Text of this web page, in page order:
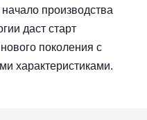
производства
даст старт
поколения с
характеристиками.